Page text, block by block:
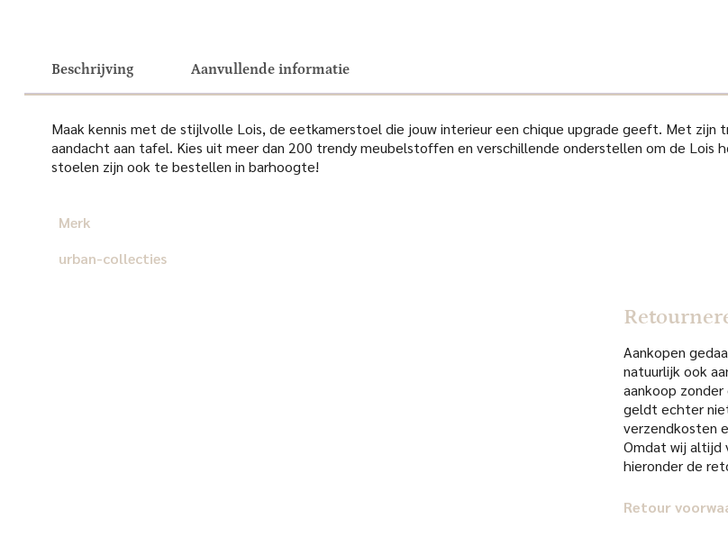
Beschrijving Aanvullende informatie
Maak kennis met de stijlvolle Lois, de eetkamerstoel die jouw interieur een chique upgrade geeft. Met
aandacht aan tafel. Kies uit meer dan 200 trendy meubelstoffen en verschillende onderstellen om de Lois
stoelen zijn ook te bestellen in barhoogte!
Merk
urban-collecties
Aankopen
natuurlijk ook
aankoop
geldt echter
verzendkosten
Omdat wij altijd
hieronder de
Retour